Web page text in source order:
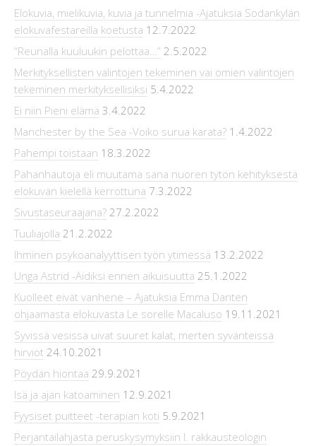
Elokuvia, mielikuvia, kuvia ja tunnelmia -Ajatuksia Sodankylän
elokuvafestareilla koetusta 12.7.2022
“Reunalla kuuluukin pelottaa…” 2.5.2022
Merkityksellisten valintojen tekeminen vai omien valintojen
tekeminen merkityksellisiksi 5.4.2022
Ei niin Pieni elämä 3.4.2022
Manchester by the Sea -Voiko surua karata? 1.4.2022
Pahempi toistaan 18.3.2022
Pahanhautoja eli muutama sana nuoren tytön kehityksestä
elokuvan kielellä kerrottuna 7.3.2022
Sivustaseuraajana? 27.2.2022
Tuuliajolla 21.2.2022
Ihminen psykoanalyyttisen työn ytimessä 13.2.2022
Unga Astrid -Äidiksi ennen aikuisuutta 25.1.2022
Kuolleet eivät vanhene – Ajatuksia Emma Danten
ohjaamasta elokuvasta Le sorelle Macaluso 19.11.2021
Syvissä vesissä uivat suuret kalat, merten syvänteissä
hirviöt 24.10.2021
Pöydän hiontaa 29.9.2021
Isä ja ajan katoaminen 12.9.2021
Fyysiset puitteet -terapian koti 5.9.2021
Perjantailahjasta peruskysymyksiin l. rakkausteologin